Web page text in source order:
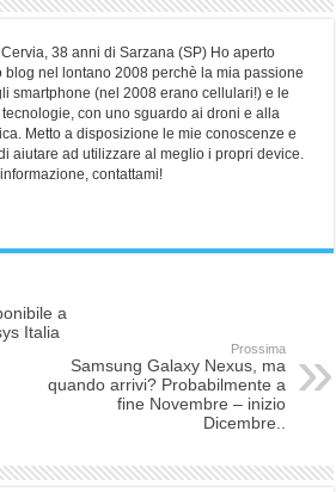
38 anni di Sarzana (SP) Ho aperto
blog nel lontano 2008 perchè la mia passione
smartphone (nel 2008 erano cellulari!) e le
con uno sguardo ai droni e alla
Metto a disposizione le mie conoscenze e
aiutare ad utilizzare al meglio i propri device.
contattami!
a
Italia
Prossima
Samsung Galaxy Nexus, ma
quando arrivi? Probabilmente a
fine Novembre – inizio
Dicembre..